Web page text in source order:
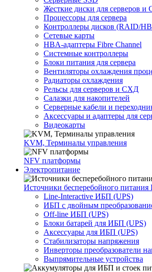
Жесткие диски для серверов
Процессоры для сервера
Контроллеры дисков (RAID/
Сетевые карты
HBA-адаптеры Fibre Channel
Системные контроллеры
Блоки питания для сервера
Вентиляторы охлаждения
Радиаторы охлаждения
Рельсы для серверов и СХД
Салазки для накопителей
Серверные кабели и
Аксессуары и адаптеры для
Видеокарты
KVM, Терминалы управления
NFV платформы
Электропитание
Источники бесперебойного
Line-Interactive ИБП (UPS)
ИБП с двойным
Off-line ИБП (UPS)
Блоки батарей для ИБП (UPS)
Аксессуары для ИБП (UPS)
Стабилизаторы напряжения
Инверторы преобразователи
Выпрямительные устройства